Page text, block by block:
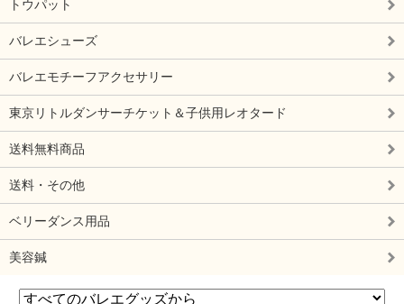
トウパット
バレエシューズ
バレエモチーフアクセサリー
東京リトルダンサーチケット＆子供用レオタード
送料無料商品
送料・その他
ベリーダンス用品
美容鍼